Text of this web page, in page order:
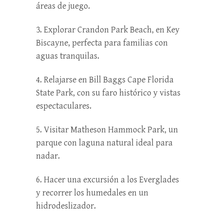
áreas de juego.
3. Explorar Crandon Park Beach, en Key
Biscayne, perfecta para familias con
aguas tranquilas.
4. Relajarse en Bill Baggs Cape Florida
State Park, con su faro histórico y vistas
espectaculares.
5. Visitar Matheson Hammock Park, un
parque con laguna natural ideal para
nadar.
6. Hacer una excursión a los Everglades
y recorrer los humedales en un
hidrodeslizador.